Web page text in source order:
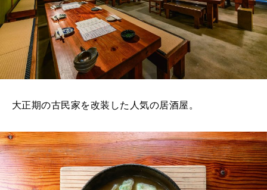
大正期の古民家を改装した人気の居酒屋。